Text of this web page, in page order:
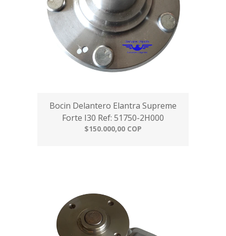
Bocin Delantero Elantra Supreme
Forte I30 Ref: 51750-2H000
$150.000,00 COP